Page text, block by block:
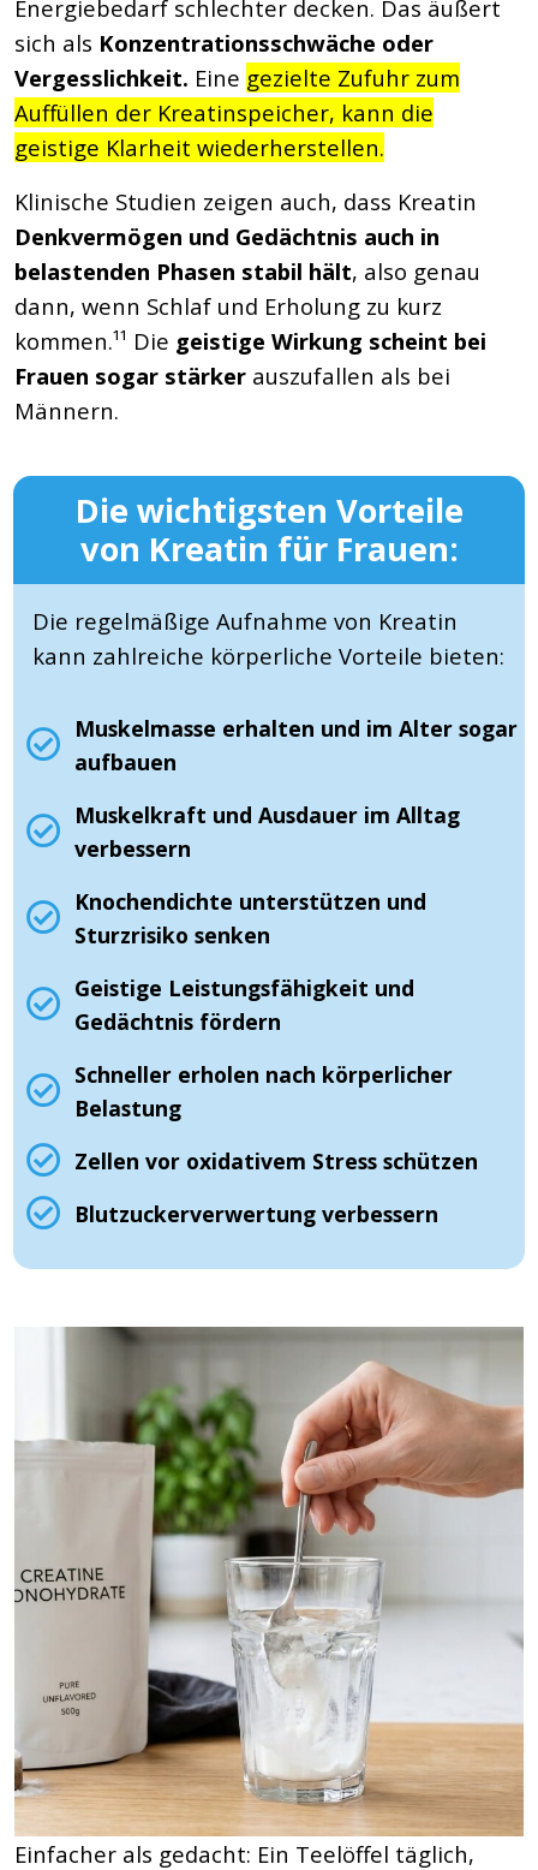
Energiebedarf schlechter decken. Das äußert
sich als Konzentrationsschwäche oder
Vergesslichkeit. Eine gezielte Zufuhr zum
Auffüllen der Kreatinspeicher, kann die
geistige Klarheit wiederherstellen.
Klinische Studien zeigen auch, dass Kreatin
Denkvermögen und Gedächtnis auch in
belastenden Phasen stabil hält, also genau
dann, wenn Schlaf und Erholung zu kurz
kommen.¹¹ Die geistige Wirkung scheint bei
Frauen sogar stärker auszufallen als bei
Männern.
Die wichtigsten Vorteile
von Kreatin für Frauen:
Die regelmäßige Aufnahme von Kreatin
kann zahlreiche körperliche Vorteile bieten:
Muskelmasse erhalten und im Alter sogar
aufbauen
Muskelkraft und Ausdauer im Alltag
verbessern
Knochendichte unterstützen und
Sturzrisiko senken
Geistige Leistungsfähigkeit und
Gedächtnis fördern
Schneller erholen nach körperlicher
Belastung
Zellen vor oxidativem Stress schützen
Blutzuckerverwertung verbessern
Einfacher als gedacht: Ein Teelöffel täglich,